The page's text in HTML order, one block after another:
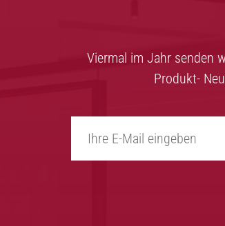
Viermal im Jahr senden
Produkt-